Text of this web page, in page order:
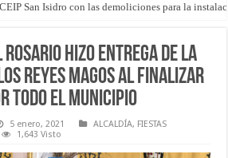
San Isidro con las demoliciones para la
hizo entrega de la
Reyes Magos al finalizar
todo el Municipio
5 enero, 2021 ALCALDÍA, FIESTAS
1,643 Visto